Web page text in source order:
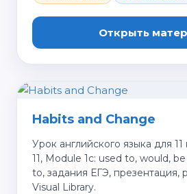
Открыть
Habits and Change
Урок английского языка для
11, Module 1c: used to, would,
to, задания ЕГЭ, презентация,
Visual Library.